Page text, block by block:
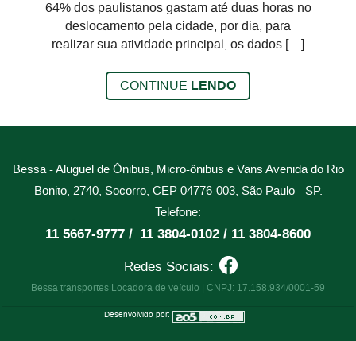
64% dos paulistanos gastam até duas horas no
deslocamento pela cidade, por dia, para
realizar sua atividade principal, os dados […]
CONTINUE LENDO
Bessa - Aluguel de Ônibus, Micro-ônibus e Vans Avenida do Rio
Bonito, 2740, Socorro, CEP 04776-003, São Paulo - SP.
Telefone:
11 5667-9777 / 11 3804-0102 / 11 3804-8600
Redes Sociais:
Bessa transportes Locadora de veículo | CNPJ: 17.158.934/0001-59
Desenvolvido por: